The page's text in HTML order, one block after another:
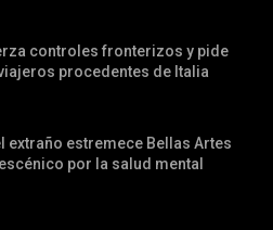
controles fronterizos y pide
procedentes de Italia
extraño estremece Bellas Artes
por la salud mental